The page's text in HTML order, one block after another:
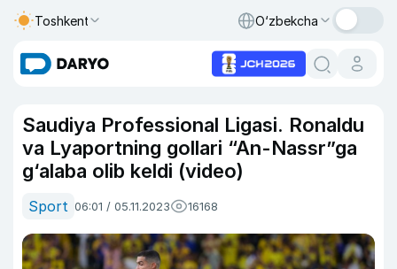
Toshkent O‘zbekcha
Saudiya Professional Ligasi. Ronaldu
va Lyaportning gollari “An-Nassr”ga
g‘alaba olib keldi (video)
Sport 06:01 / 05.11.2023 16168